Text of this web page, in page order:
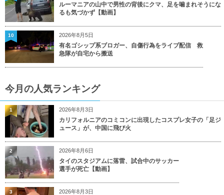
ルーマニアの山中で男性の背後にクマ、足を噛まれそうにな
るも気づかず【動画】
2026年8月5日
有名ゴシップ系ブロガー、自傷行為をライブ配信 救
急隊が自宅から搬送
10
今月の人気ランキング
2026年8月3日
カリフォルニアのコミコンに出現したコスプレ女子の「足ジ
ュース」が、中国に飛び火
1
2026年8月6日
タイのスタジアムに落雷、試合中のサッカー
選手が死亡【動画】
2
2026年8月3日
3